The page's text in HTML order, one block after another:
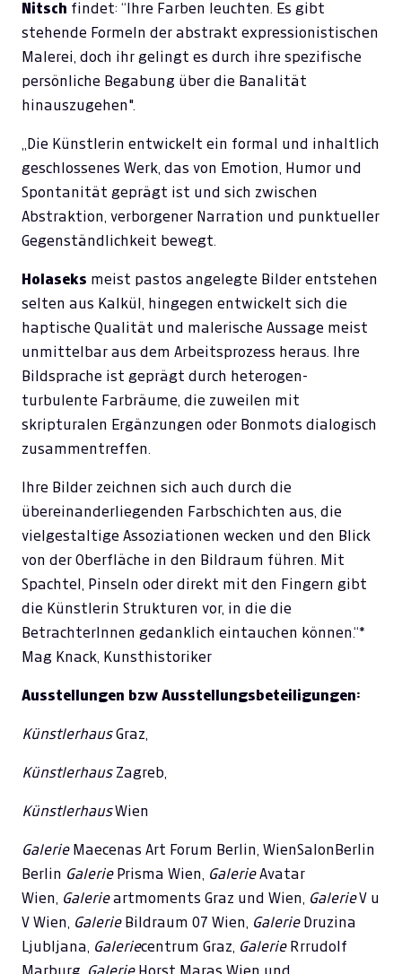
Nitsch findet: “Ihre Farben leuchten. Es gibt
stehende Formeln der abstrakt expressionistischen
Malerei, doch ihr gelingt es durch ihre spezifische
persönliche Begabung über die Banalität
hinauszugehen".
„Die Künstlerin entwickelt ein formal und inhaltlich
geschlossenes Werk, das von Emotion, Humor und
Spontanität geprägt ist und sich zwischen
Abstraktion, verborgener Narration und punktueller
Gegenständlichkeit bewegt.
Holaseks meist pastos angelegte Bilder entstehen
selten aus Kalkül, hingegen entwickelt sich die
haptische Qualität und malerische Aussage meist
unmittelbar aus dem Arbeitsprozess heraus. Ihre
Bildsprache ist geprägt durch heterogen-
turbulente Farbräume, die zuweilen mit
skripturalen Ergänzungen oder Bonmots dialogisch
zusammentreffen.
Ihre Bilder zeichnen sich auch durch die
übereinanderliegenden Farbschichten aus, die
vielgestaltige Assoziationen wecken und den Blick
von der Oberfläche in den Bildraum führen. Mit
Spachtel, Pinseln oder direkt mit den Fingern gibt
die Künstlerin Strukturen vor, in die die
BetrachterInnen gedanklich eintauchen können.“*
Mag Knack, Kunsthistoriker
Ausstellungen bzw Ausstellungsbeteiligungen:
KünstlerhausGraz,
Künstlerhaus Zagreb,
KünstlerhausWien
GalerieMaecenas Art Forum Berlin, WienSalonBerlin
Berlin Galerie Prisma Wien, Galerie Avatar
Wien,
Galerieartmoments Graz und Wien, GalerieV u
V Wien,
Galerie Bildraum 07 Wien, GalerieDruzina
Ljubljana,
Galeriecentrum Graz, GalerieRrrudolf
Marburg, GalerieHorst Maras Wien und